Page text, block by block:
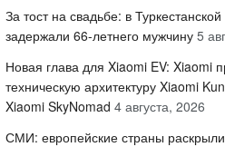
За тост на свадьбе: в Туркестанской
задержали 66-летнего мужчину 5
Новая глава для Xiaomi EV: Xiaomi
техническую архитектуру Xiaomi
Xiaomi SkyNomad 4 августа, 2026
СМИ: европейские страны раскрыли